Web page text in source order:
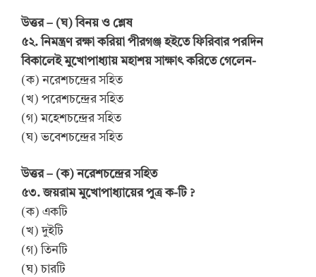
উত্তর – (ঘ) বিনয় ও শ্লেষ
৫২. নিমন্ত্রণ রক্ষা করিয়া পীরগঞ্জ হইতে ফিরিবার পরদিন
বিকালেই মুখোপাধ্যায় মহাশয় সাক্ষাৎ করিতে গেলেন-
(ক) নরেশচন্দ্রের সহিত
(খ) পরেশচন্দ্রের সহিত
(গ) মহেশচন্দ্রের সহিত
(ঘ) ভবেশচন্দ্রের সহিত
উত্তর – (ক) নরেশচন্দ্রের সহিত
৫৩. জয়রাম মুখোপাধ্যায়ের পুত্র ক-টি ?
(ক) একটি
(খ) দুইটি
(গ) তিনটি
(ঘ) চারটি